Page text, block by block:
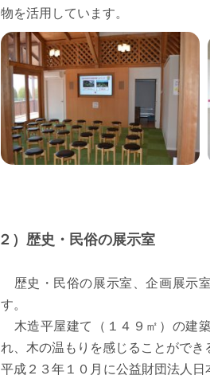
物を活用しています。
２）歴史・民俗の展示室
歴史・民俗の展示室、企画展示
す。
木造平屋建て（１４９㎡）の建
れ、木の温もりを感じることができ
平成２３年１０月に公益財団法人